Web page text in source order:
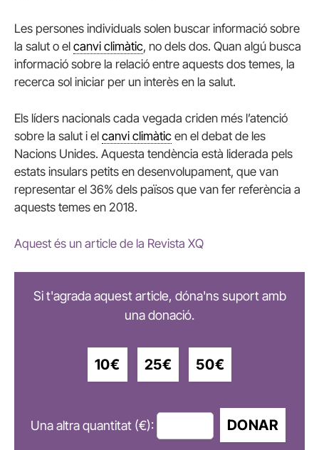
Les persones individuals solen buscar informació sobre
la salut o el canvi climàtic, no dels dos. Quan algú busca
informació sobre la relació entre aquests dos temes, la
recerca sol iniciar per un interès en la salut.
Els líders nacionals cada vegada criden més l’atenció
sobre la salut i el canvi climàtic en el debat de les
Nacions Unides. Aquesta tendència està liderada pels
estats insulars petits en desenvolupament, que van
representar el 36% dels països que van fer referència a
aquests temes en 2018.
Aquest és un article de la Revista XQ
Si t'agrada aquest article, dóna'ns suport amb
una donació.
10€ 25€ 50€
Una altra quantitat (€): DONAR